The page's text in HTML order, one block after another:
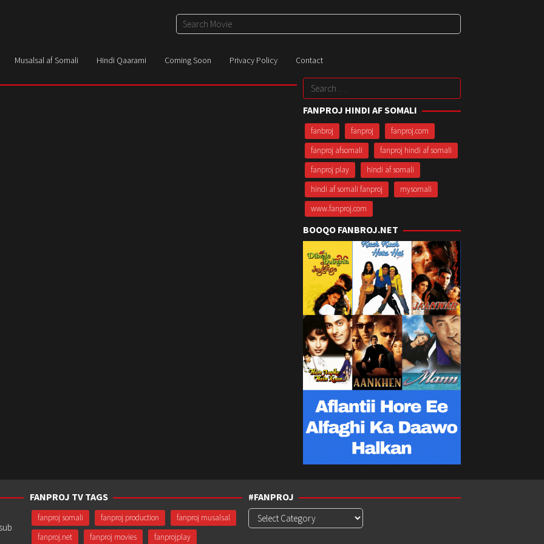
Musalsal af Somali Hindi Qaarami Coming Soon Privacy Policy Contact
Search
for:
FANPROJ HINDI AF SOMALI
fanbroj fanproj
fanproj.com
fanproj afsomali
fanproj hindi af somali
fanproj play
hindi af somali
hindi af somali fanproj
mysomali
www.fanproj.com
BOOQO FANBROJ.NET
FANPROJ TV TAGS
fanproj somali fanproj production
fanproj musalsal
fanproj.net
fanproj movies fanprojplay
#FANPROJ
#Fanproj